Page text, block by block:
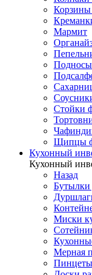
Мармит
Стойки
Щипцы
Кухонный
Кухонный
Назад
Бутылки
Миски
Мерная